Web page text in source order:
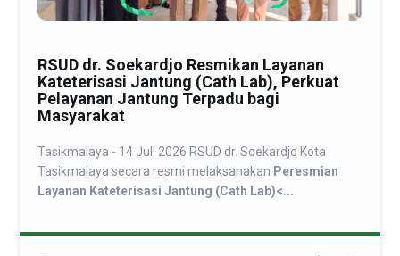
RSUD dr. Soekardjo Resmikan Layanan
Kateterisasi Jantung (Cath Lab), Perkuat
Pelayanan Jantung Terpadu bagi
Masyarakat
Tasikmalaya - 14 Juli 2026 RSUD dr. Soekardjo Kota
Tasikmalaya secara resmi melaksanakan Peresmian
Layanan Kateterisasi Jantung (Cath Lab)<...